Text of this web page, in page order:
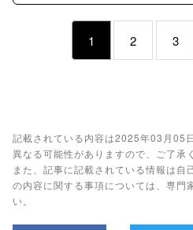
1 2 3
記載されている内容は2025年03月05
異なる可能性がありますので、ご了承
また、記事に記載されている情報は自
の内容に関する事項については、専門
い。